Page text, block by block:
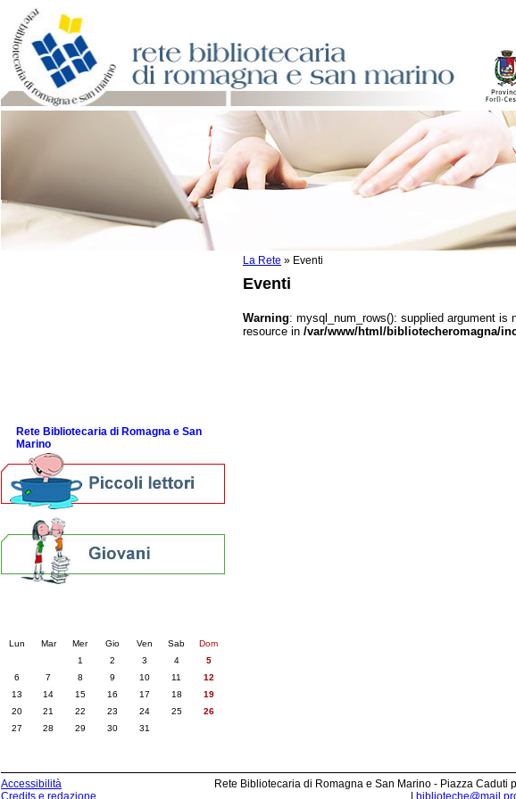
La Rete » Eventi
Eventi
Warning: mysql_num_rows(): supplied argument is
resource in /var/www/html/bibliotecheromagna/
Rete Bibliotecaria di Romagna e San
Marino
Lun Mar Mer Gio Ven Sab
Dom
1
2 3 4
5
6
7 8 9 10 11
12
13
14 15 16 17 18
19
20
21 22 23 24 25
26
27
28 29 30 31
Accessibilità
Credits e redazione
Rete Bibliotecaria di Romagna e San Marino - Piazza Caduti